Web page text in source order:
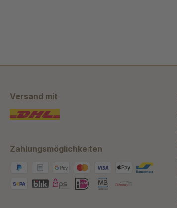
Versand mit
Zahlungsmöglichkeiten